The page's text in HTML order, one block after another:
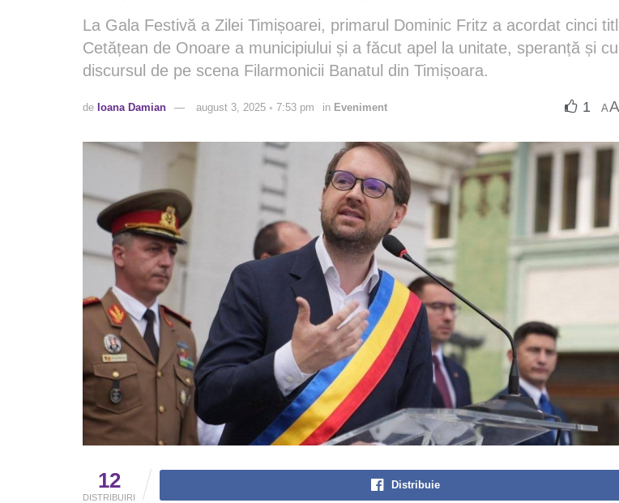
La Gala Festivă a Zilei Timișoarei, primarul Dominic Fritz a acordat cinci
Cetățean de Onoare a municipiului și a făcut apel la unitate, speranță și
discursul de pe scena Filarmonicii Banatul din Timișoara.
de Ioana Damian august 3, 2025 ◦ 7:53 pm in Eveniment 1 AA
12
DISTRIBUIRI
Distribuie